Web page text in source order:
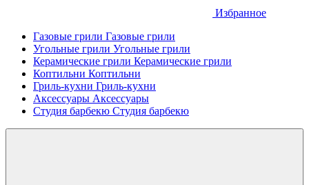
Избранное
Газовые грили Газовые грили
Угольные грили Угольные грили
Керамические грили Керамические грили
Коптильни Коптильни
Гриль-кухни Гриль-кухни
Аксессуары Аксессуары
Студия барбекю Студия барбекю